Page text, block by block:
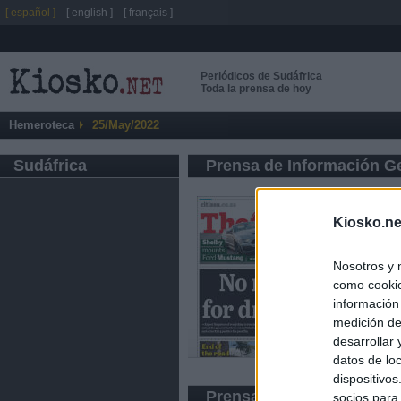
Nosotros y
como
medición
desarrollar
datos de
socios
Periódicos de Sudáfrica
Toda la prensa de hoy
Hemeroteca 25/May/2022
Sudáfrica Prensa de Información
Prensa Económica
[ español ] [ english ] [ français ]